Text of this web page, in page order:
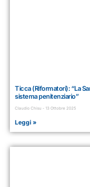
Ticca (Riformatori): “La
sistema penitenziario”
Claudio Chisu 13 Ottobre 2025
Leggi »